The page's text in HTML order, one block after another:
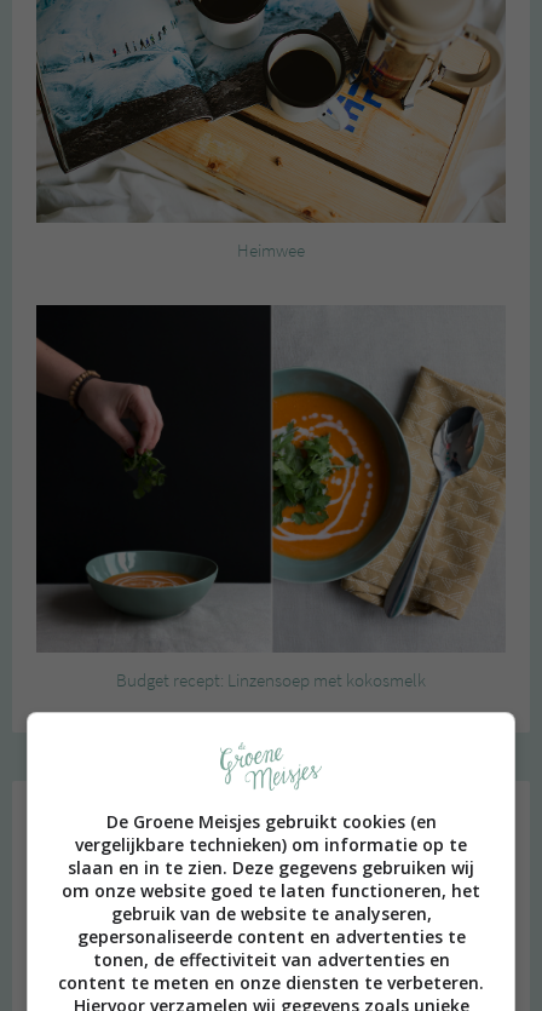
Heimwee
Budget recept: Linzensoep met kokosmelk
De Groene Meisjes gebruikt cookies (en
vergelijkbare technieken) om informatie op te
slaan en in te zien. Deze gegevens gebruiken wij
om onze website goed te laten functioneren, het
gebruik van de website te analyseren,
gepersonaliseerde content en advertenties te
tonen, de effectiviteit van advertenties en
content te meten en onze diensten te verbeteren.
Hiervoor verzamelen wij gegevens zoals unieke